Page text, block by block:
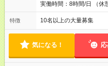
実働時間：8時間/日 （休憩120分） ーーーー
業少なめ＆通勤も楽々◆
とゆっくりなので、通勤
生活との両立が叶います
特徴 10名以上の大量募集
気になる！